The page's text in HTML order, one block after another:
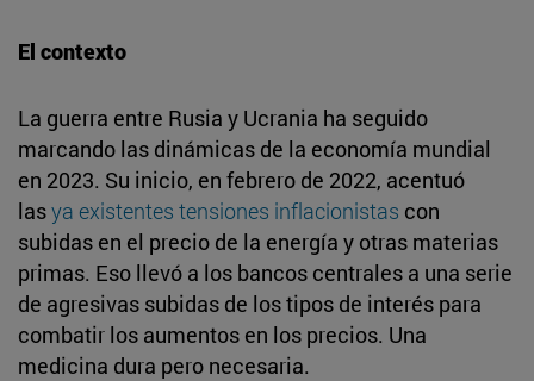
El contexto
La guerra entre Rusia y Ucrania ha seguido
marcando las dinámicas de la economía mundial
en 2023. Su inicio, en febrero de 2022, acentuó
lasya existentes tensiones inflacionistas con
subidas en el precio de la energía y otras materias
primas. Eso llevó a los bancos centrales a una serie
de agresivas subidas de los tipos de interés para
combatir los aumentos en los precios. Una
medicina dura pero necesaria.